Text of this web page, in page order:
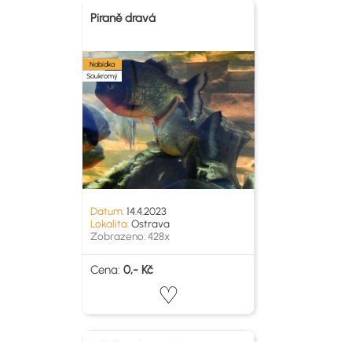
Piraně dravá
Nabídka
Soukromý
Datum:14.4.2023
Lokalita:Ostrava
Zobrazeno: 428x
Cena: 0,- Kč